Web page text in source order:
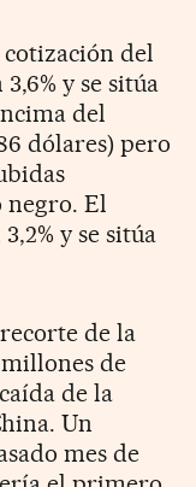
del
y se sitúa
del
dólares) pero
negro. El
y se sitúa
de la
de
de la
Un
mes de